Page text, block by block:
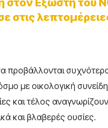
στις
προβάλλονται
με οικολογική
τέλος αναγνωρίζουν
και βλαβερές ουσίες.